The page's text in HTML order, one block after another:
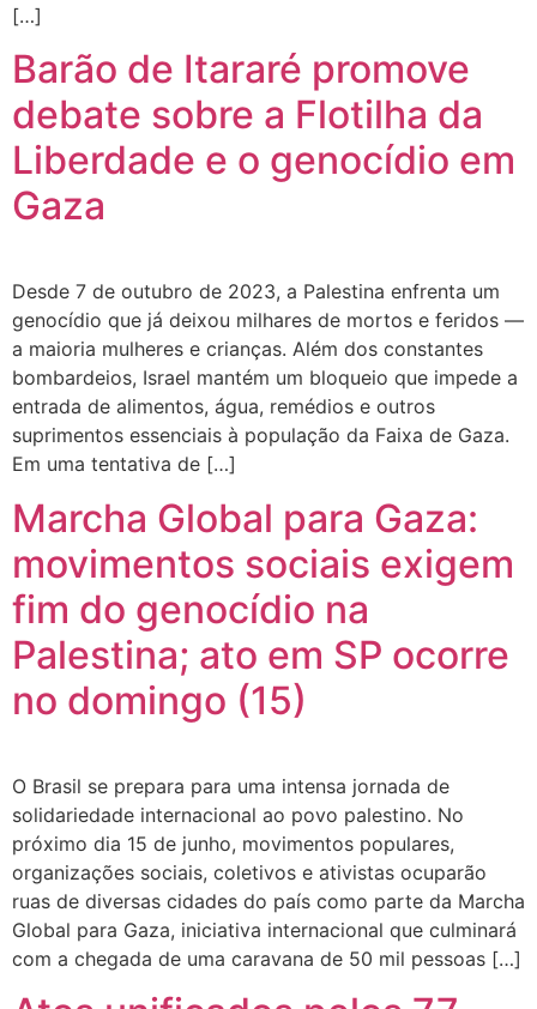
[…]
Barão de Itararé promove
debate sobre a Flotilha da
Liberdade e o genocídio em
Gaza
Desde 7 de outubro de 2023, a Palestina enfrenta um
genocídio que já deixou milhares de mortos e feridos —
a maioria mulheres e crianças. Além dos constantes
bombardeios, Israel mantém um bloqueio que impede a
entrada de alimentos, água, remédios e outros
suprimentos essenciais à população da Faixa de Gaza.
Em uma tentativa de […]
Marcha Global para Gaza:
movimentos sociais exigem
fim do genocídio na
Palestina; ato em SP ocorre
no domingo (15)
O Brasil se prepara para uma intensa jornada de
solidariedade internacional ao povo palestino. No
próximo dia 15 de junho, movimentos populares,
organizações sociais, coletivos e ativistas ocuparão
ruas de diversas cidades do país como parte da Marcha
Global para Gaza, iniciativa internacional que culminará
com a chegada de uma caravana de 50 mil pessoas […]